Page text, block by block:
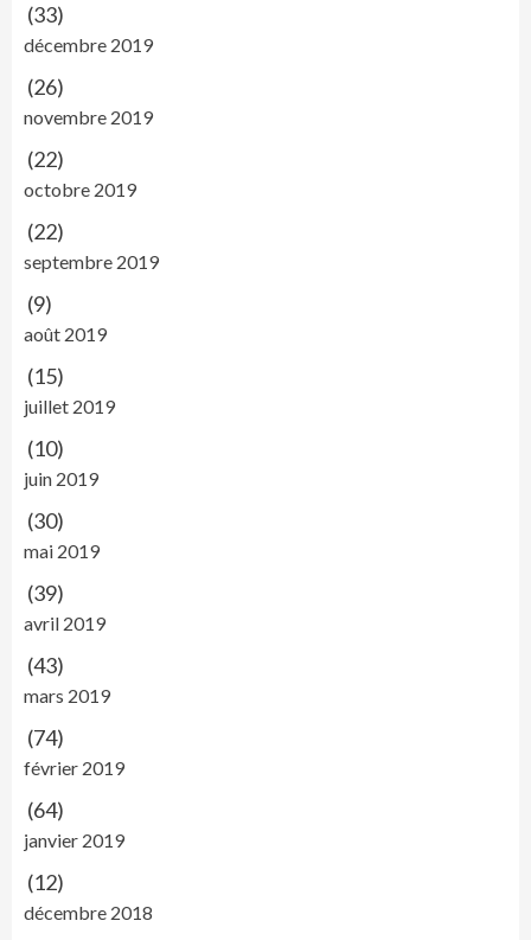
(33)
décembre 2019
(26)
novembre 2019
(22)
octobre 2019
(22)
septembre 2019
(9)
août 2019
(15)
juillet 2019
(10)
juin 2019
(30)
mai 2019
(39)
avril 2019
(43)
mars 2019
(74)
février 2019
(64)
janvier 2019
(12)
décembre 2018